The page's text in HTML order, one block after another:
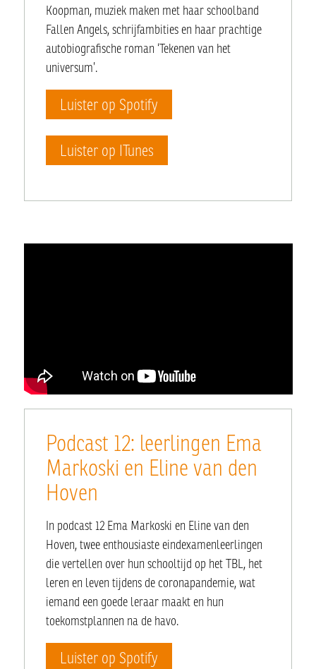
Koopman, muziek maken met haar schoolband
Fallen Angels, schrijfambities en haar prachtige
autobiografische roman ‘Tekenen van het
universum’.
Luister op Spotify
Luister op ITunes
Podcast 12: leerlingen Ema
Markoski en Eline van den
Hoven
In podcast 12 Ema Markoski en Eline van den
Hoven, twee enthousiaste eindexamenleerlingen
die vertellen over hun schooltijd op het TBL, het
leren en leven tijdens de coronapandemie, wat
iemand een goede leraar maakt en hun
toekomstplannen na de havo.
Luister op Spotify